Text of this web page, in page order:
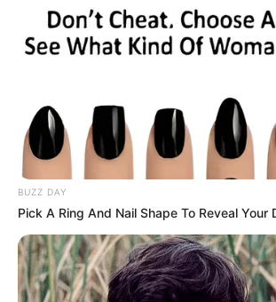
BUZZ DAY
Pick A Ring And Nail Shape To Reveal Your